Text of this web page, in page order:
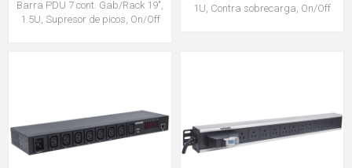
Barra PDU 7 cont. Gab/Rack 19",
1.5U, Supresor de picos, On/Off
1U, Contra sobrecarga, On/Off